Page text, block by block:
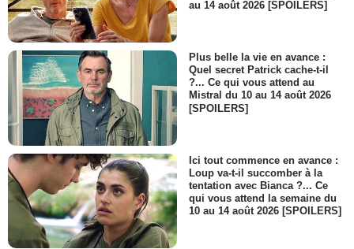
au 14 août 2026 [SPOILERS]
Plus belle la vie en avance :
Quel secret Patrick cache-t-il
?... Ce qui vous attend au
Mistral du 10 au 14 août 2026
[SPOILERS]
Ici tout commence en avance :
Loup va-t-il succomber à la
tentation avec Bianca ?... Ce
qui vous attend la semaine du
10 au 14 août 2026 [SPOILERS]